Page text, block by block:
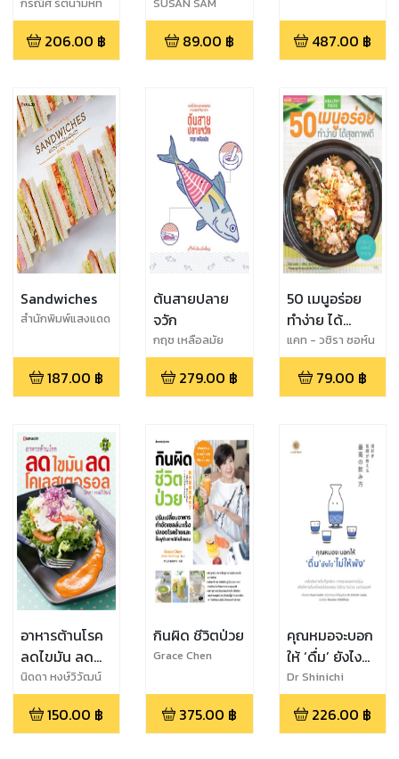
ธนะ
206.00 ฿
FOR
BEGINNERS
MADE EASY
89.00 ฿ 487.00 ฿
Sandwiches
สำนักพิมพ์แสงแดด
187.00 ฿
ต้นสายปลาย
จวัก
กฤช เหลือลมัย
279.00 ฿
50 เมนูอร่อย
ทำง่าย ได้
สุขภาพดี
แคท - วชิรา ซอห์น
79.00 ฿
อาหารต้านโรค
ลดไขมัน ลด
โคเลสเตอรอล
นิดดา หงษ์วิวัฒน์
150.00 ฿
กินผิด ชีวิตป่วย
Grace Chen
375.00 ฿
คุณหมอจะบอก
ให้ ‘ดื่ม’ ยังไง
‘ไม่ให้พัง’
Dr Shinichi
Asabe
226.00 ฿